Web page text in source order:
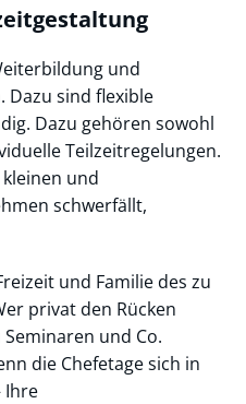
und
Dazu sind flexible
Dazu gehören sowohl
Teilzeitregelungen.
und
schwerfällt,
und Familie des zu
privat den Rücken
und Co.
die Chefetage sich in
Ihre